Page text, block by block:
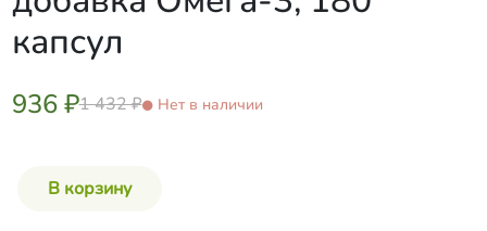
капсул
936 ₽1 432 ₽ Нет в наличии